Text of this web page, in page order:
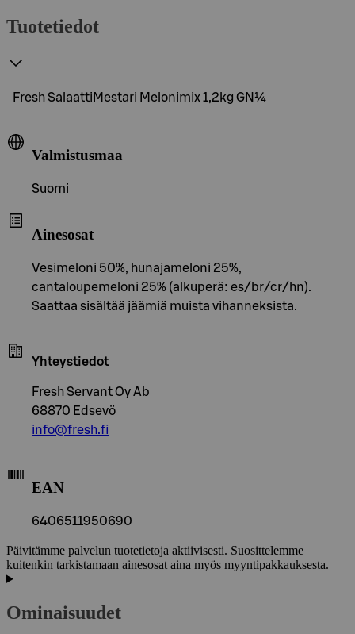
Tuotetiedot
Fresh SalaattiMestari Melonimix 1,2kg GN¼
Valmistusmaa
Suomi
Ainesosat
Vesimeloni 50%, hunajameloni 25%,
cantaloupemeloni 25% (alkuperä: es/br/cr/hn).
Saattaa sisältää jäämiä muista vihanneksista.
Yhteystiedot
Fresh Servant Oy Ab
68870 Edsevö
info@fresh.fi
EAN
6406511950690
Päivitämme palvelun tuotetietoja aktiivisesti. Suosittelemme
kuitenkin tarkistamaan ainesosat aina myös myyntipakkauksesta.
Ominaisuudet